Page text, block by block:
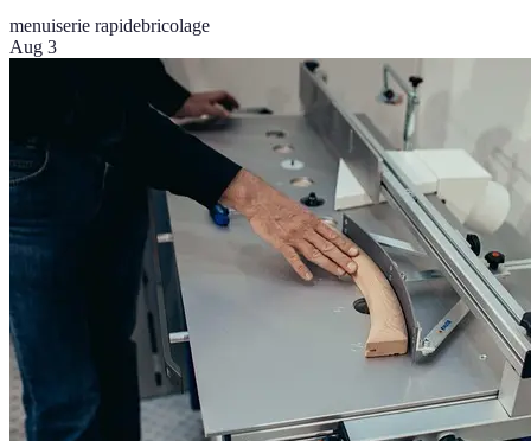
menuiserie rapidebricolage
Aug 3